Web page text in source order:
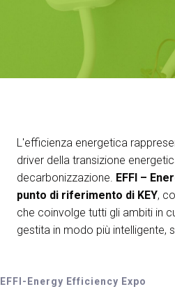
Media Room
Prenota il tuo spazio
L'efficienza energetica
driver della transizione
decarbonizzazione. EFFI –
punto di riferimento di KEY,
che coinvolge tutti gli ambiti in
gestita in modo più intelligente,
EFFI-Energy Efficiency Expo